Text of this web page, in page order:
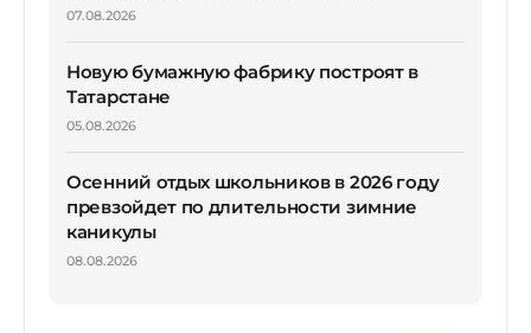
07.08.2026
Новую бумажную фабрику построят в
Татарстане
05.08.2026
Осенний отдых школьников в 2026 году
превзойдет по длительности зимние
каникулы
08.08.2026